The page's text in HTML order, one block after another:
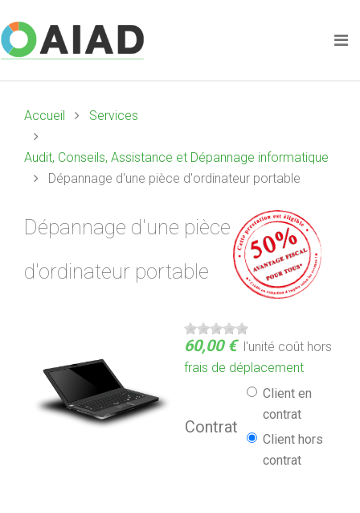
Accueil Services
Audit, Conseils, Assistance et Dépannage informatique
Dépannage d'une pièce d'ordinateur portable
Dépannage d'une pièce
d'ordinateur portable
60,00 € l'unité coût hors
frais de déplacement
Contrat
Client en
contrat
Client hors
contrat